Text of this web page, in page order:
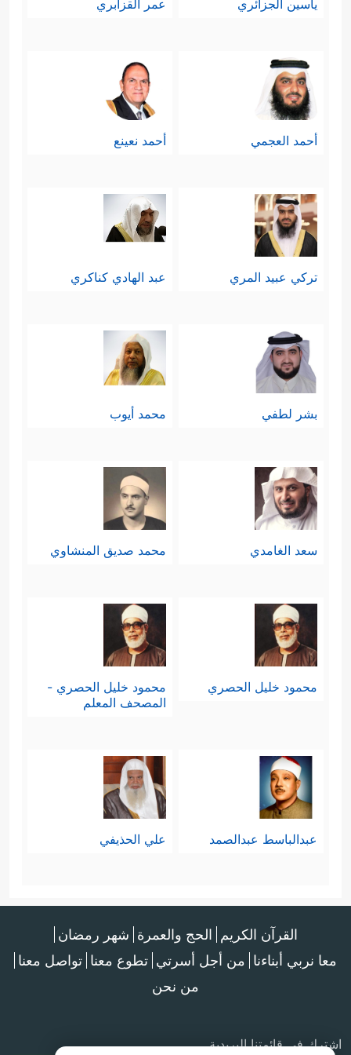
ياسين الجزائري عمر القزابري
أحمد العجمي أحمد نعينع
تركي عبيد المري عبد الهادي كناكري
بشر لطفي محمد أيوب
سعد الغامدي محمد صديق المنشاوي
محمود خليل الحصري
محمود خليل الحصري -
المصحف المعلم
عبدالباسط عبدالصمد علي الحذيفي
القرآن الكريم الحج والعمرة شهر رمضان
معا نربي أبناءنا من أجل أسرتي تطوع معنا تواصل معنا
من نحن
اشترك في قائمتنا البريدية